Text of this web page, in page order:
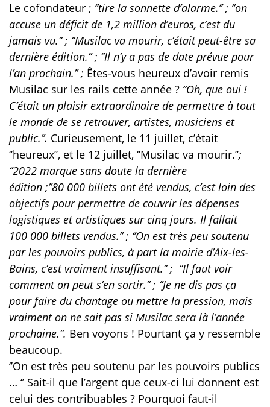
Le cofondateur ; ‘’tire la sonnette d’alarme.’’ ; ‘’on
accuse un déficit de 1,2 million d’euros, c’est du
jamais vu.’’ ; ‘’Musilac va mourir, c’était peut-être sa
dernière édition.’’ ; ‘’Il n’y a pas de date prévue pour
l’an prochain.’’ ; Êtes-vous heureux d’avoir remis
Musilac sur les rails cette année ? ‘’Oh, que oui !
C’était un plaisir extraordinaire de permettre à tout
le monde de se retrouver, artistes, musiciens et
public.’’. Curieusement, le 11 juillet, c’était
‘’heureux’’, et le 12 juillet, ‘’Musilac va mourir.’’;
‘’2022 marque sans doute la dernière
édition ;’’80 000 billets ont été vendus, c’est loin des
objectifs pour permettre de couvrir les dépenses
logistiques et artistiques sur cinq jours. Il fallait
100 000 billets vendus.’’ ; ‘’On est très peu soutenu
par les pouvoirs publics, à part la mairie d’Aix-les-
Bains, c’est vraiment insuffisant.’’ ; ‘’Il faut voir
comment on peut s’en sortir.’’ ; ‘’Je ne dis pas ça
pour faire du chantage ou mettre la pression, mais
vraiment on ne sait pas si Musilac sera là l’année
prochaine.’’. Ben voyons ! Pourtant ça y ressemble
beaucoup.
‘’On est très peu soutenu par les pouvoirs publics
… ‘’ Sait-il que l’argent que ceux-ci lui donnent est
celui des contribuables ? Pourquoi faut-il